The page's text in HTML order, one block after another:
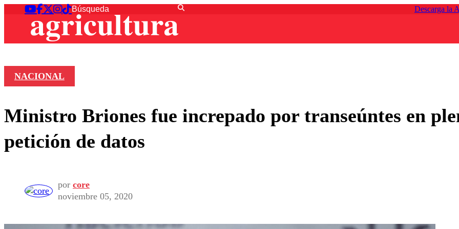
Descarga la
NACIONAL
Ministro Briones fue increpado por transeúntes en
petición de datos
por core
noviembre 05, 2020